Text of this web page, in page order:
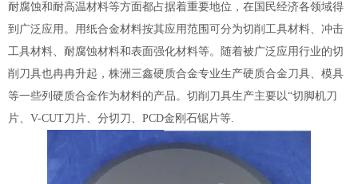
耐腐蚀和耐高温材料等方面都占据着重要地位，在国民经济各领域得
到广泛应用。用纸合金材料按其应用范围可分为切削工具材料、冲击
工具材料、耐腐蚀材料和表面强化材料等。随着被广泛应用行业的切
削刀具也冉冉升起，株洲三鑫硬质合金专业生产硬质合金刀具、模具
等一些列硬质合金作为材料的产品。切削刀具生产主要以“切脚机刀
片、V-CUT刀片、分切刀、PCD金刚石锯片等.